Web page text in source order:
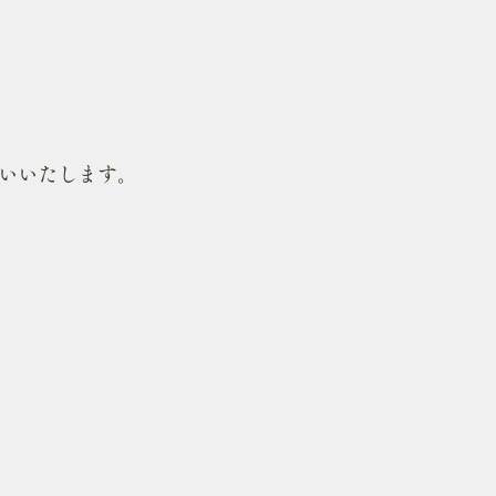
いたします。